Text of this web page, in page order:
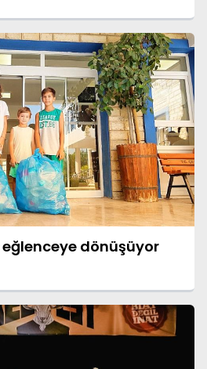
eğlenceye dönüşüyor